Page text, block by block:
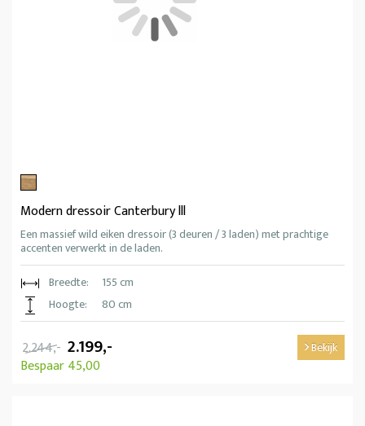
Modern dressoir Canterbury lll
Een massief wild eiken dressoir (3 deuren / 3 laden) met prachtige
accenten verwerkt in de laden.
Breedte:
155 cm
Hoogte:
80 cm
2.244,- 2.199,-
Bespaar 45,00
Bekijk